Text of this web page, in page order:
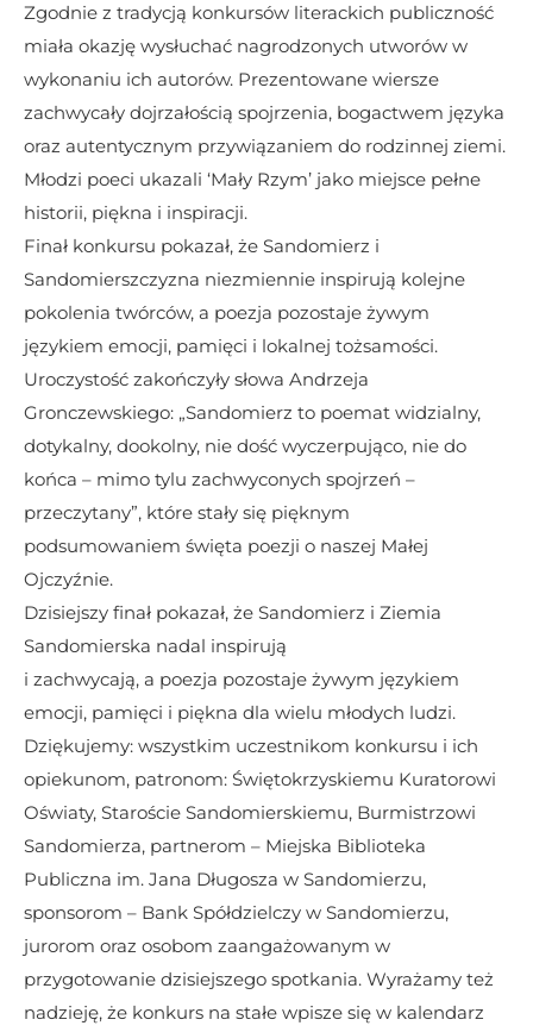
Zgodnie z tradycją konkursów literackich publiczność
miała okazję wysłuchać nagrodzonych utworów w
wykonaniu ich autorów. Prezentowane wiersze
zachwycały dojrzałością spojrzenia, bogactwem języka
oraz autentycznym przywiązaniem do rodzinnej ziemi.
Młodzi poeci ukazali ‘Mały Rzym’ jako miejsce pełne
historii, piękna i inspiracji.
Finał konkursu pokazał, że Sandomierz i
Sandomierszczyzna niezmiennie inspirują kolejne
pokolenia twórców, a poezja pozostaje żywym
językiem emocji, pamięci i lokalnej tożsamości.
Uroczystość zakończyły słowa Andrzeja
Gronczewskiego: „Sandomierz to poemat widzialny,
dotykalny, dookolny, nie dość wyczerpująco, nie do
końca – mimo tylu zachwyconych spojrzeń –
przeczytany”, które stały się pięknym
podsumowaniem święta poezji o naszej Małej
Ojczyźnie.
Dzisiejszy finał pokazał, że Sandomierz i Ziemia
Sandomierska nadal inspirują
i zachwycają, a poezja pozostaje żywym językiem
emocji, pamięci i piękna dla wielu młodych ludzi.
Dziękujemy: wszystkim uczestnikom konkursu i ich
opiekunom, patronom: Świętokrzyskiemu Kuratorowi
Oświaty, Staroście Sandomierskiemu, Burmistrzowi
Sandomierza, partnerom – Miejska Biblioteka
Publiczna im. Jana Długosza w Sandomierzu,
sponsorom – Bank Spółdzielczy w Sandomierzu,
jurorom oraz osobom zaangażowanym w
przygotowanie dzisiejszego spotkania. Wyrażamy też
nadzieję, że konkurs na stałe wpisze się w kalendarz